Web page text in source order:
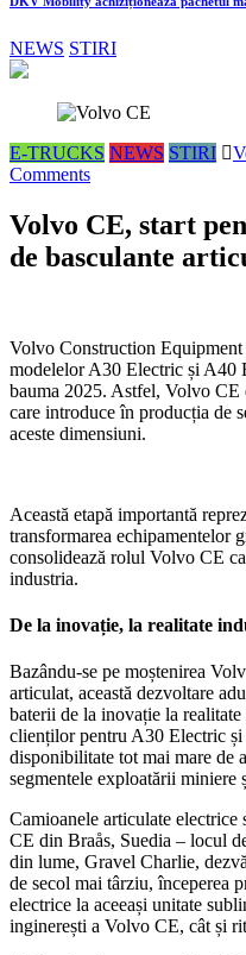
NEWS STIRI
E-TRUCKS NEWS STIRI
Comments
Volvo CE, start
de basculante
Volvo Construction
modelelor A30 Electric și A40
bauma 2025. Astfel, Volvo
care introduce în producția de
aceste dimensiuni.
Această etapă importantă
transformarea echipamentelor
consolidează rolul Volvo CE
industria.
De la inovație, la realitate
Bazându-se pe moștenirea
articulat, această dezvoltare
baterii de la inovație la
clienților pentru A30 Electric
disponibilitate tot mai mare de
segmentele exploatării miniere
Camioanele articulate
CE din Braås, Suedia – locul
din lume, Gravel Charlie,
de secol mai târziu, începerea
electrice la aceeași unitate
inginerești a Volvo CE, cât și